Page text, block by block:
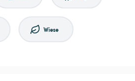
Wiese